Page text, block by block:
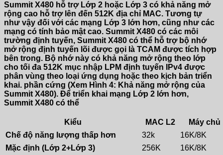
Summit X480 hỗ trợ Lớp 2 hoặc Lớp 3 có khả năng mở
rộng cao hỗ trợ lên đến 512K địa chỉ MAC. Tương tự
như vậy đối với các mạng Lớp 3 lớn hơn, cũng như các
mạng có tính bảo mật cao. Summit X480 có các môi
trường định tuyến, Summit X480 có thể hỗ trợ bộ nhớ
mở rộng định tuyến lõi được gọi là TCAM được tích hợp
bên trong. Bộ nhớ này có khả năng mở rộng theo lớp
cho tối đa 512K mục nhập LPM định tuyến IPv4 được
phân vùng theo loại ứng dụng hoặc theo kịch bản triển
khai. phần cứng (Xem Hình 4: Khả năng mở rộng của
Summit X480). Để triển khai mạng Lớp 2 lớn hơn,
Summit X480 có thể
Kiểu MAC L2
Máy chủ
Chế độ năng lượng thấp hơn
32k
16K/8K
Mặc định (Lớp 2+Lớp 3)
256K
16K/8K